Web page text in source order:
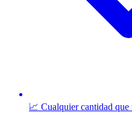
📈 Cualquier cantidad que